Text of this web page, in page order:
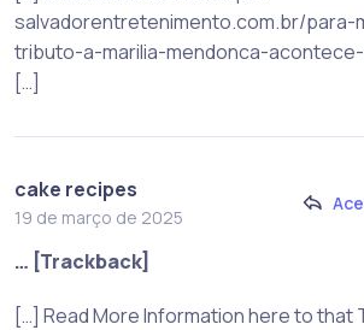
salvadorentretenimento.com.br/para-
tributo-a-marilia-mendonca-
[…]
cake recipes
19 de março de 2025
… [Trackback]
[…] Read More Information here to that